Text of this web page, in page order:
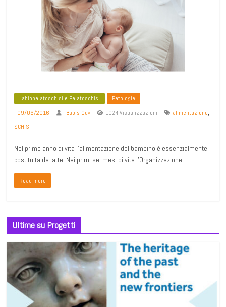
Labiopalatoschisi e Palatoschisi
Patologie
09/06/2016
Babis Odv 1024 Visualizzazioni alimentazione,
SCHISI
Nel primo anno di vita l’alimentazione del bambino è essenzialmente
costituita da latte. Nei primi sei mesi di vita l’Organizzazione
Read more
Ultime su Progetti